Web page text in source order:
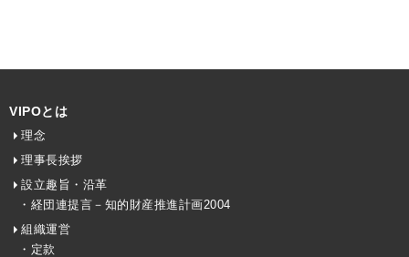
VIPOとは
理念
理事長挨拶
設立趣旨・沿革
・経団連提言－知的財産推進計画2004
組織運営
・定款